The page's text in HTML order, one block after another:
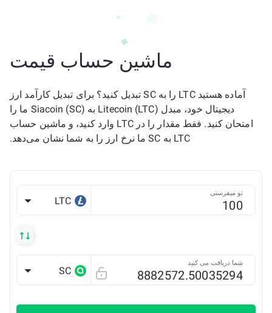
ماشین حساب قیمت
آماده هستید LTC را به SC تبدیل کنید؟ برای تبدیل کارآمد ارز
دیجیتال خود، مبدل Litecoin (LTC) به Siacoin (SC) ما را
امتحان کنید. فقط مقدار را در LTC وارد کنید، و ماشین حساب
LTC به SC ما نرخ ارز را به شما نشان می‌دهد.
تو میفرستی
LTC
شما دریافت می کنید
SC